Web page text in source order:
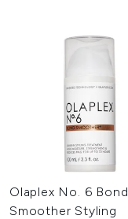
Olaplex No. 6 Bond
Smoother Styling